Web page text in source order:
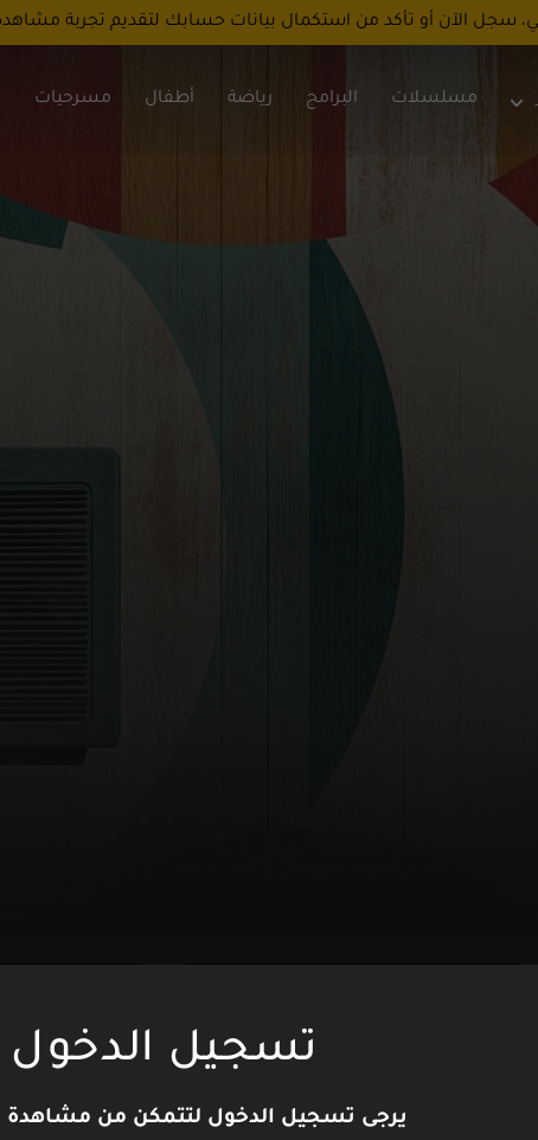
سجل الآن أو تأكد من استكمال بيانات حسابك لتقديم تجربة
مسلسلات البرامج رياضة أطفال مسرحيات
تسجيل الدخول
يرجى تسجيل الدخول لتتمكن من مشاهدة